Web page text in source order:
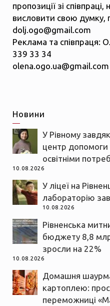
пропозиції зі
висловити свою думку,
dolj.ogo@gmail.com
Реклама та співпраця:
339 33 34
olena.ogo.ua@gmail.com
Новини
У Рівному
центр
освітніми
10.08.2026
У ліцеї на
лабораторію
10.08.2026
Рівненська
бюджету 8,8
зросли на 22%
10.08.2026
Домашня
картоплею:
переможниці